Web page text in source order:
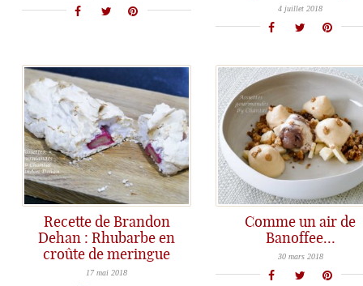
4 juillet 2018
Recette de Brandon
Dehan : Rhubarbe en
croûte de meringue
Un dessert de Brandon Dehan, la rhubarbe en croûte de meringue...
17 mai 2018
Comme un air de
Banoffee…
Comme un air de Banoffee tout léger... Irrésistible!
30 mars 2018